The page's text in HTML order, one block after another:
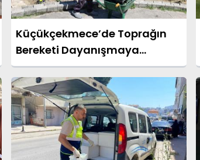
Küçükçekmece’de Toprağın
Bereketi Dayanışmaya
Dönüştü